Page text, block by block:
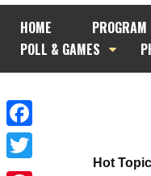
HOME PROGRAM
POLL & GAMES
Facebook
Twitter
Hot